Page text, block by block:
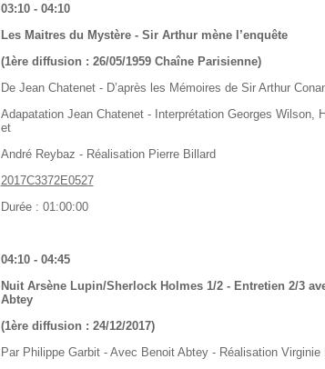
03:10 - 04:10
Les Maitres du Mystère - Sir Arthur mène l’enquête
(1ère diffusion : 26/05/1959 Chaîne Parisienne)
De Jean Chatenet - D’après les Mémoires de Sir Arthur
Adapatation Jean Chatenet - Interprétation Georges Wilson,
et
André Reybaz - Réalisation Pierre Billard
2017C3372E0527
Durée : 01:00:00
04:10 - 04:45
Nuit Arsène Lupin/Sherlock Holmes 1/2 - Entretien 2/3
Abtey
(1ère diffusion : 24/12/2017)
Par Philippe Garbit - Avec Benoit Abtey - Réalisation Virginie